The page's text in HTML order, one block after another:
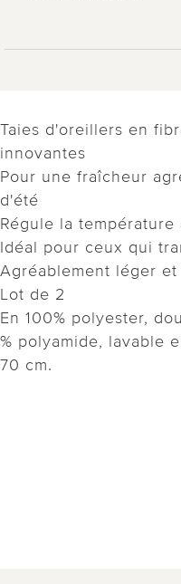
Taies d'oreillers en
innovantes
Pour une fraîcheur
d'été
Régule la
Idéal pour ceux qui
Agréablement léger
Lot de 2
En 100% polyester,
% polyamide, lavable
70 cm.